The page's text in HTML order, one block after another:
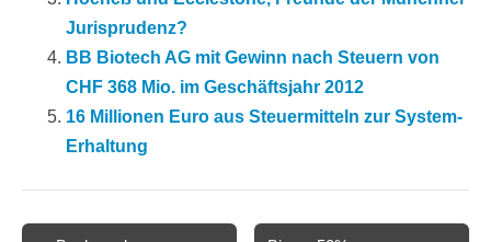
Jurisprudenz?
BB Biotech AG mit Gewinn nach Steuern von
CHF 368 Mio. im Geschäftsjahr 2012
16 Millionen Euro aus Steuermitteln zur System-
Erhaltung